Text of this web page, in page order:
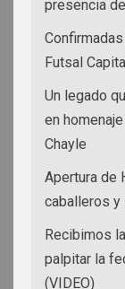
presencia
Futsal
Un legado
en
Chayle
Apertura de
caballeros
Recibimos
palpitar la
(VIDEO)